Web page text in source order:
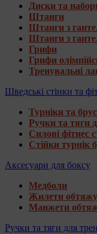
Диски та
Штанги
Штанги з
Штанги з
Грифи
Грифи
Тренувальні
Шведські стінки та
Турніки та
Ручки та тяги
Силові фітнес
Стійки турнік
Аксесуари для боксу
Медболи
Жилети
Манжети
Ручки та тяги для